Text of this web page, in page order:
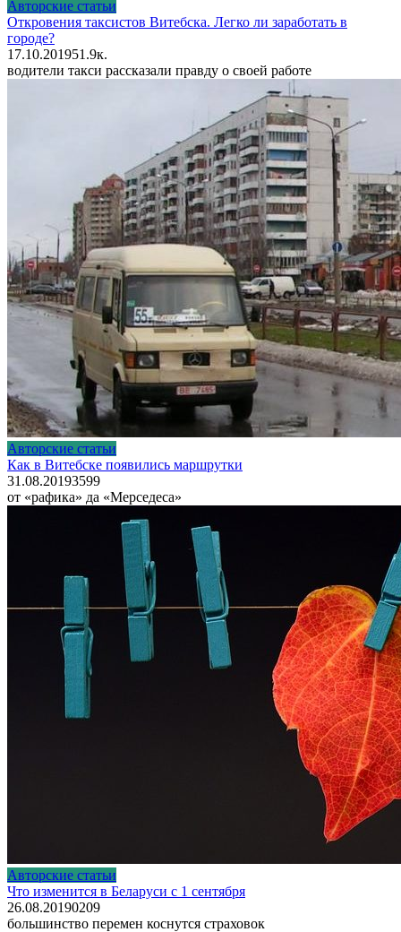
Авторские статьи
Откровения таксистов Витебска. Легко ли заработать в
городе?
17.10.201951.9к.
водители такси рассказали правду о своей работе
Авторские статьи
Как в Витебске появились маршрутки
31.08.20193599
от «рафика» да «Мерседеса»
Авторские статьи
Что изменится в Беларуси с 1 сентября
26.08.20190209
большинство перемен коснутся страховок